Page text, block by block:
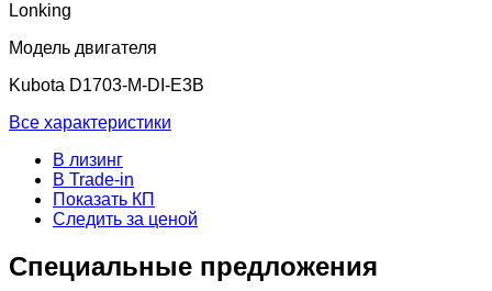
Lonking
Модель двигателя
Kubota D1703-M-DI-E3B
Все характеристики
В лизинг
В Trade-in
Показать КП
Следить за ценой
Cпециальные предложения